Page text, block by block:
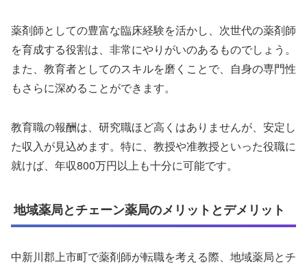
薬剤師としての豊富な臨床経験を活かし、次世代の薬剤師
を育成する役割は、非常にやりがいのあるものでしょう。
また、教育者としてのスキルを磨くことで、自身の専門性
もさらに深めることができます。
教育職の報酬は、研究職ほど高くはありませんが、安定し
た収入が見込めます。特に、教授や准教授といった役職に
就けば、年収800万円以上も十分に可能です。
地域薬局とチェーン薬局のメリットとデメリット
中新川郡上市町で薬剤師が転職を考える際、地域薬局とチ